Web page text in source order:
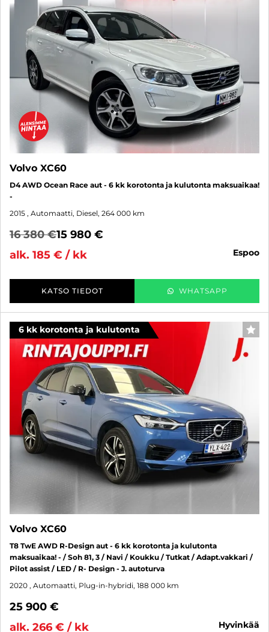
Volvo XC60
D4 AWD Ocean Race aut - 6 kk korotonta ja kulutonta maksuaikaa!
-
2015 , Automaatti, Diesel, 264 000 km
16 380 €15 980 €
alk. 185 € / kk
espoo
KATSO TIEDOT WHATSAPP
6 kk korotonta ja kulutonta
Volvo XC60
T8 TwE AWD R-Design aut - 6 kk korotonta ja kulutonta
maksuaikaa! - / Soh 81, 3 / Navi / Koukku / Tutkat / Adapt.vakkari /
Pilot assist / LED / R- Design - J. autoturva
2020 , Automaatti, Plug-in-hybridi, 188 000 km
25 900 €
alk. 266 € / kk
hyvinkää